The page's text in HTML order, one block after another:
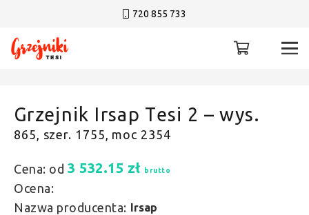
720 855 733
Grzejnik Irsap Tesi 2 – wys.
865, szer. 1755, moc 2354
Cena: od 3 532.15 zł brutto
Ocena:
Nazwa producenta: Irsap